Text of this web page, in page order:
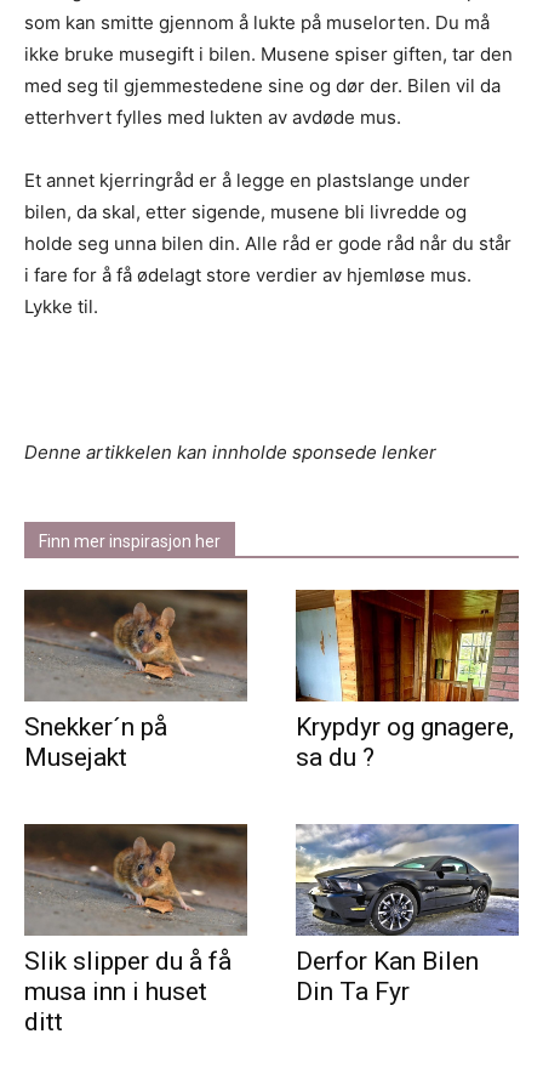
som kan smitte gjennom å lukte på muselorten. Du må
ikke bruke musegift i bilen. Musene spiser giften, tar den
med seg til gjemmestedene sine og dør der. Bilen vil da
etterhvert fylles med lukten av avdøde mus.
Et annet kjerringråd er å legge en plastslange under
bilen, da skal, etter sigende, musene bli livredde og
holde seg unna bilen din. Alle råd er gode råd når du står
i fare for å få ødelagt store verdier av hjemløse mus.
Lykke til.
Denne artikkelen kan innholde sponsede lenker
Finn mer inspirasjon her
Snekker´n på
Musejakt
Krypdyr og gnagere,
sa du ?
Slik slipper du å få
musa inn i huset
ditt
Derfor Kan Bilen
Din Ta Fyr